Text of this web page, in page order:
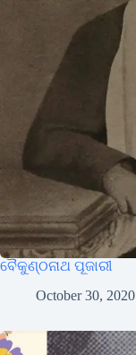
ବୈକୁଣ୍ଠନାଥ ପୂଜାରୀ
October 30, 2020